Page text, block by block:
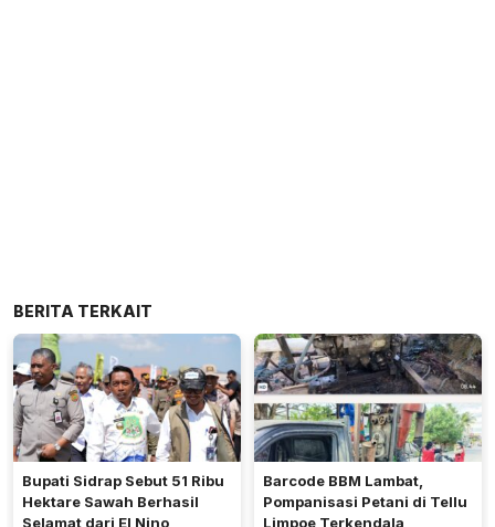
BERITA TERKAIT
Bupati Sidrap Sebut 51 Ribu
Hektare Sawah Berhasil
Selamat dari El Nino
Barcode BBM Lambat,
Pompanisasi Petani di Tellu
Limpoe Terkendala